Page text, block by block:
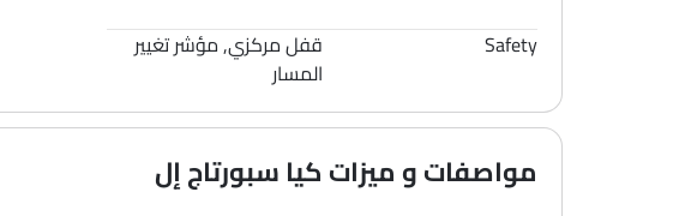
Safety
قفل مركزي, مؤشر تغيير
المسار
مواصفات و ميزات كيا سبورتاج إل